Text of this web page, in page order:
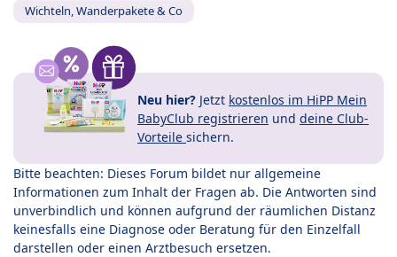
Wichteln, Wanderpakete & Co
Neu hier? Jetzt kostenlos im HiPP Mein
BabyClub registrieren und deine Club-
Vorteile sichern.
Bitte beachten: Dieses Forum bildet nur allgemeine
Informationen zum Inhalt der Fragen ab. Die Antworten sind
unverbindlich und können aufgrund der räumlichen Distanz
keinesfalls eine Diagnose oder Beratung für den Einzelfall
darstellen oder einen Arztbesuch ersetzen.